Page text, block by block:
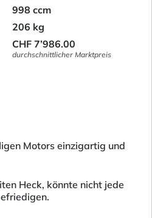
998 ccm
206 kg
CHF 7’986.00
durchschnittlicher Marktpreis
Motors einzigartig und
Heck, könnte nicht jede